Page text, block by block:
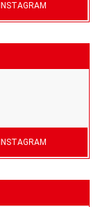
INSTAGRAM
INSTAGRAM